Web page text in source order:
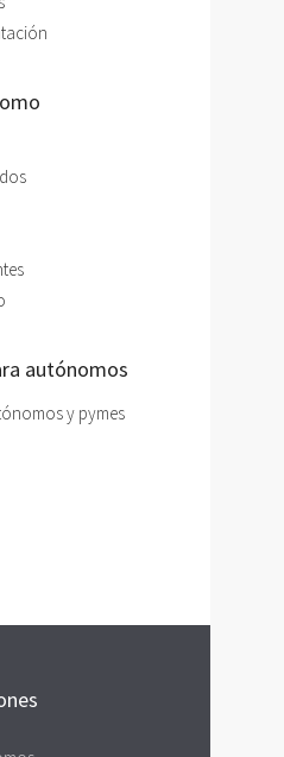
autónomos
y pymes